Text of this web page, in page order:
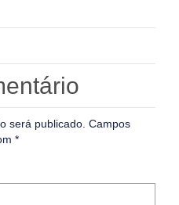
será publicado. Campos
*